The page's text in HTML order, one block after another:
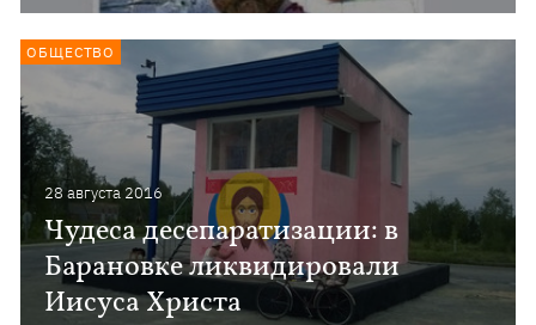
28 августа 2016
Чудеса десепаратизации: в
Барановке ликвидировали
Иисуса Христа
ОБЩЕСТВО